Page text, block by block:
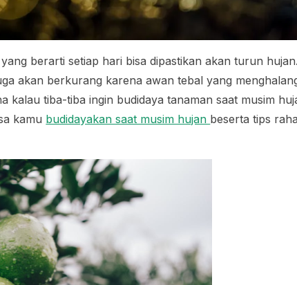
berarti setiap hari bisa dipastikan akan turun
akan berkurang karena awan tebal yang
kalau tiba-tiba ingin budidaya tanaman saat musim
kamu budidayakan saat musim hujan beserta tips